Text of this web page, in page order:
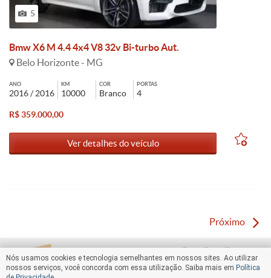
5
Bmw X6 M 4.4 4x4 V8 32v Bi-turbo Aut.
Belo Horizonte - MG
ANO
2016 / 2016
KM
10000
COR
Branco
PORTAS
4
R$ 359.000,00
Ver detalhes do veículo
Próximo
Nós usamos cookies e tecnologia semelhantes em nossos sites. Ao utilizar
nossos serviços, você concorda com essa utilização. Saiba mais em Política